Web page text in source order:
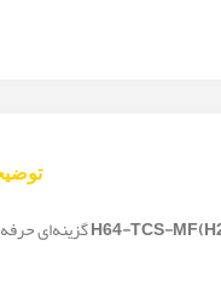
گزینه‌ای حرفه‌ای و